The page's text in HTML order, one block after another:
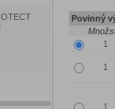
Povinný